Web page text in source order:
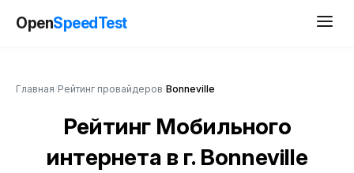
OpenSpeedTest
Главная Рейтинг провайдеров Bonneville
Рейтинг Мобильного
интернета в г. Bonneville